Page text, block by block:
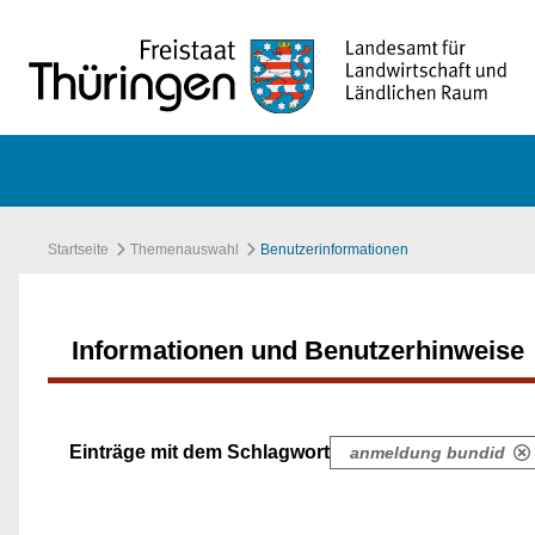
Startseite Themenauswahl Benutzerinformationen
Informationen und Benutzerhinweise
Einträge mit dem Schlagwort anmeldung bundid